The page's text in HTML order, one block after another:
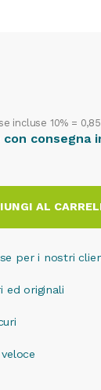
incluse 10% =
con consegna
AL
per i nostri
ed originali